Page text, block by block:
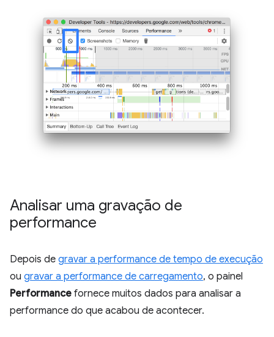
Analisar uma gravação de
performance
Depois de gravar a performance de tempo de execução
ou gravar a performance de carregamento, o painel
Performance fornece muitos dados para analisar a
performance do que acabou de acontecer.